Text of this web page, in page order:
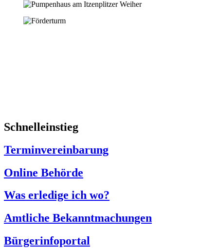
Schnelleinstieg
Terminvereinbarung
Online Behörde
Was erledige ich wo?
Amtliche Bekanntmachungen
Bürgerinfoportal